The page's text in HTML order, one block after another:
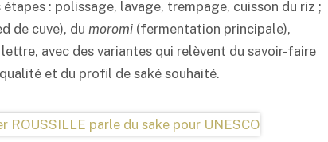
étapes : polissage, lavage, trempage, cuisson du riz ;
de cuve), du moromi (fermentation principale),
avec des variantes qui relèvent du savoir-faire
et du profil de saké souhaité.